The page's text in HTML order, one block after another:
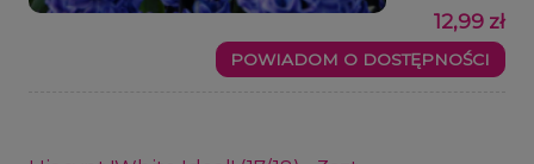
12,99 zł
POWIADOM O DOSTĘPNOŚCI